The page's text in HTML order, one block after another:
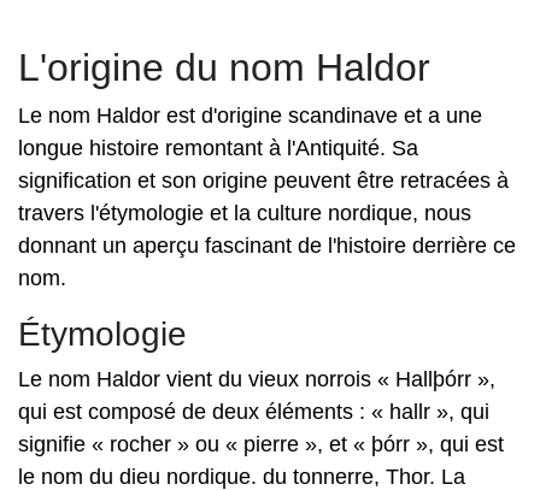
L'origine du nom Haldor
Le nom Haldor est d'origine scandinave et a une
longue histoire remontant à l'Antiquité. Sa
signification et son origine peuvent être retracées à
travers l'étymologie et la culture nordique, nous
donnant un aperçu fascinant de l'histoire derrière ce
nom.
Étymologie
Le nom Haldor vient du vieux norrois « Hallþórr »,
qui est composé de deux éléments : « hallr », qui
signifie « rocher » ou « pierre », et « þórr », qui est
le nom du dieu nordique. du tonnerre, Thor. La